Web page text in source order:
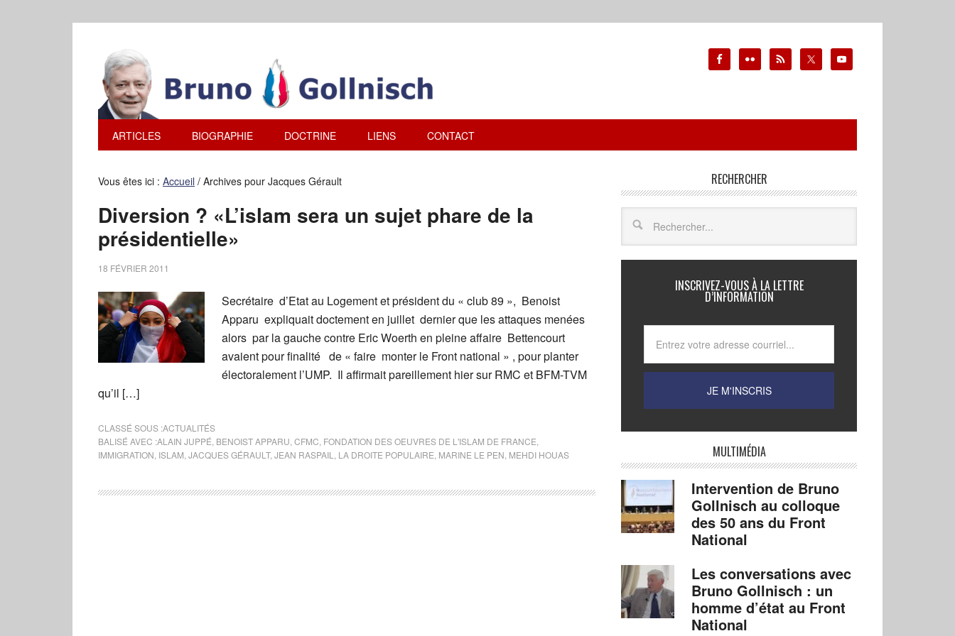
ARTICLES BIOGRAPHIE DOCTRINE LIENS CONTACT
Vous êtes ici : Accueil / Archives pour Jacques Gérault
Diversion ? «L’islam sera un sujet phare de la
présidentielle»
18 FÉVRIER 2011
Secrétaire d’Etat au Logement et président du « club 89 », Benoist
Apparu expliquait doctement en juillet dernier que les attaques menées
alors par la gauche contre Eric Woerth en pleine affaire Bettencourt
avaient pour finalité de « faire monter le Front national » , pour planter
électoralement l’UMP. Il affirmait pareillement hier sur RMC et BFM-TVM
qu’il […]
CLASSÉ SOUS :ACTUALITÉS
BALISÉ AVEC :ALAIN JUPPÉ BENOIST APPARU CFMC FONDATION DES OEUVRES DE L'ISLAM DE FRANCE
IMMIGRATION ISLAM JACQUES GÉRAULT, JEAN RASPAIL LA DROITE POPULAIRE MARINE LE PEN MEHDI HOUAS
RECHERCHER
INSCRIVEZ-VOUS À LA LETTRE
D’INFORMATION
MULTIMÉDIA
Intervention de Bruno
Gollnisch au colloque
des 50 ans du Front
National
Les conversations avec
Bruno Gollnisch : un
homme d’état au Front
National